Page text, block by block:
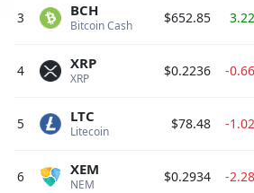
3 Bitcoin Cash
BCH $652.85
4 XRP
XRP $0.2236 -
5 Litecoin
LTC $78.48 -
6 NEM
XEM $0.2934 -